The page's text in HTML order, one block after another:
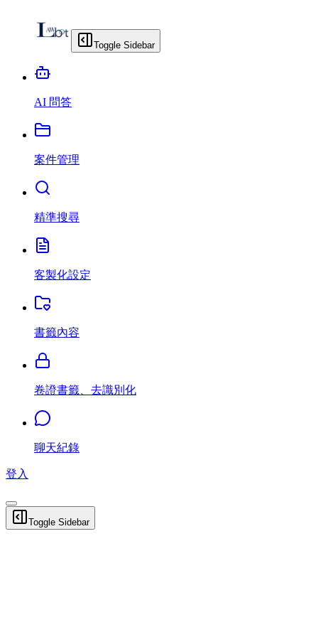
Toggle Sidebar
AI 問答
案件管理
精準搜尋
客製化設定
書籤內容
卷證書籤、去識別化
聊天紀錄
登入
Toggle Sidebar